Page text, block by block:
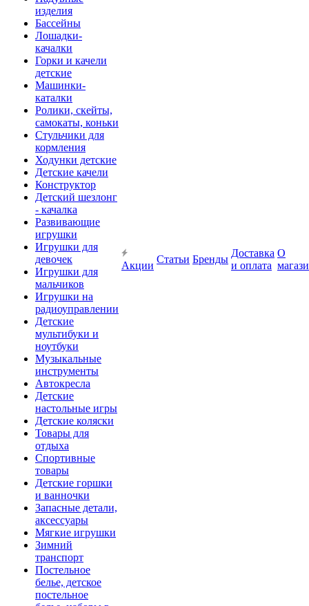
изделия
Бассейны
Лошадки-
качалки
Горки и качели
детские
Машинки-
каталки
Ролики, скейты,
самокаты, коньки
Стульчики для
кормления
Ходунки детские
Детские качели
Конструктор
Детский шезлонг
- качалка
Развивающие
игрушки
Игрушки для
девочек
Игрушки для
мальчиков
Игрушки на
радиоуправлении
Детские
мультибуки и
ноутбуки
Музыкальные
инструменты
Автокресла
Детские
настольные игры
Детские коляски
Товары для
отдыха
Спортивные
товары
Детские горшки
и ванночки
Запасные детали,
аксессуары
Мягкие игрушки
Зимний
транспорт
Постельное
белье, детское
постельное
Акции
Статьи Бренды
Доставка
и оплата
О